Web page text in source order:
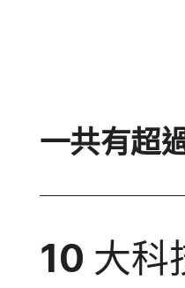
一​共​有​超
10 大​科